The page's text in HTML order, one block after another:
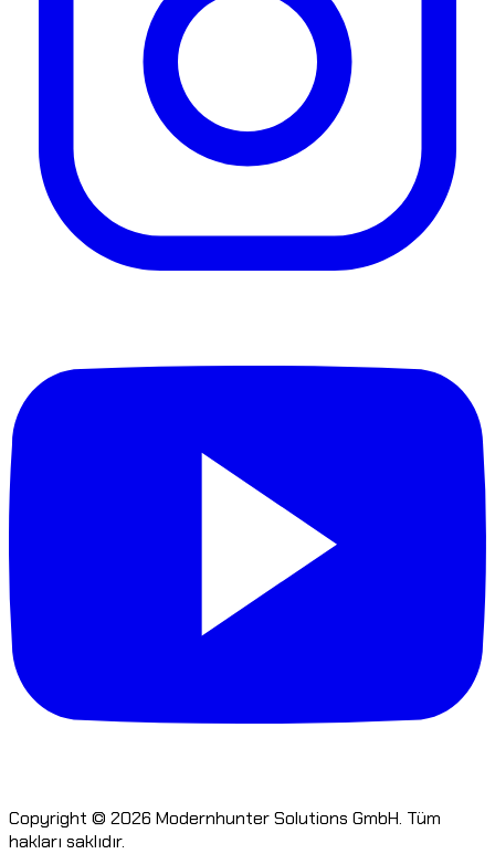
Copyright © 2026 Modernhunter Solutions GmbH. Tüm
hakları saklıdır.